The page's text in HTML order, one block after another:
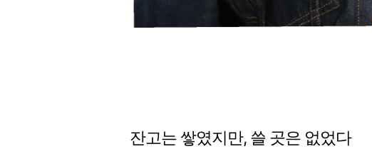
잔고는 쌓였지만, 쓸 곳은 없었다